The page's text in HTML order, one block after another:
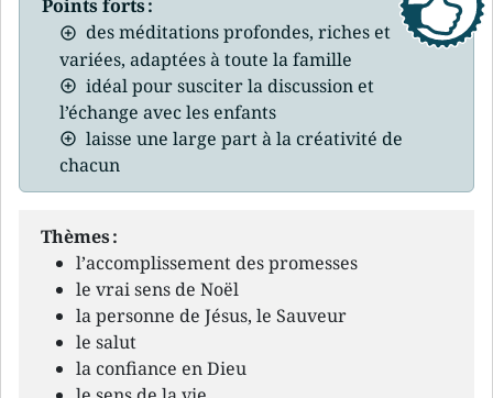
Points forts :
des méditations profondes, riches et
variées, adaptées à toute la famille
idéal pour susciter la discussion et
l’échange avec les enfants
laisse une large part à la créativité de
chacun
Thèmes :
l’accomplissement des promesses
le vrai sens de Noël
la personne de Jésus, le Sauveur
le salut
la confiance en Dieu